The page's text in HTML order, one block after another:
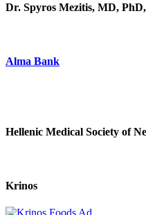
Dr. Spyros Mezitis, MD,
Alma Bank
Hellenic Medical Society of
Krinos